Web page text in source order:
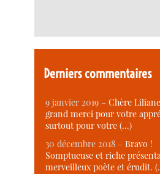
Derniers commentaires
9 janvier 2019 –Chère
grand merci pour votre
surtout pour votre (…)
30 décembre 2018 –Bravo !
Somptueuse et riche
merveilleux poète et érudit.